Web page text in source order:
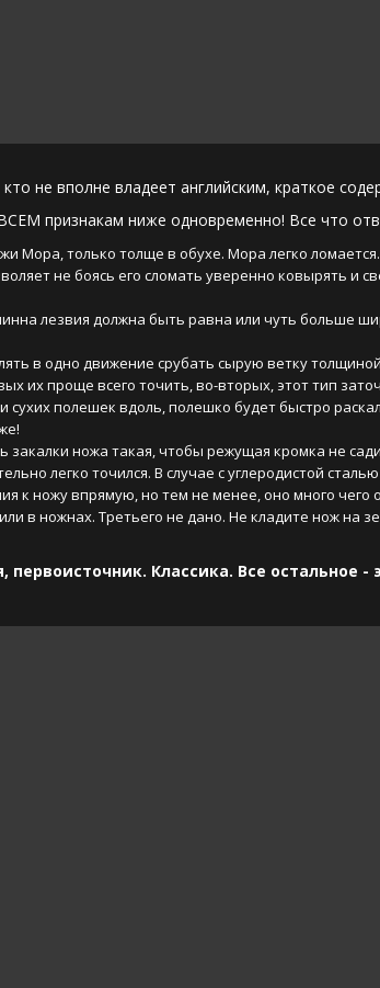
не вполне владеет английским, краткое
признакам ниже одновременно! Все что
Мора, только толще в обухе. Мора легко
не боясь его сломать уверенно ковырять и
лезвия должна быть равна или чуть больше
в одно движение срубать сырую ветку
их проще всего точить, во-вторых, этот тип
полешек вдоль, полешко будет быстро
закалки ножа такая, чтобы режущая кромка не
легко точился. В случае с углеродистой
к ножу впрямую, но тем не менее, оно много
в ножнах. Третьего не дано. Не кладите нож на
первоисточник. Классика. Все остальное -